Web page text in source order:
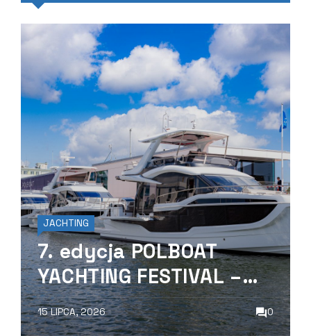
JACHTING
7. edycja POLBOAT
YACHTING FESTIVAL –
23-26 lipca 2026 r.
15 LIPCA, 2026 0